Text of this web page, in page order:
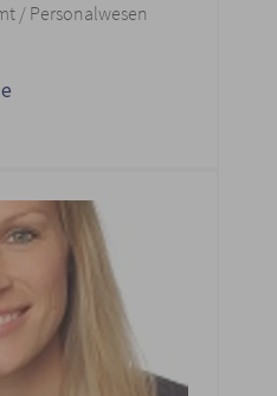
/ Personalwesen